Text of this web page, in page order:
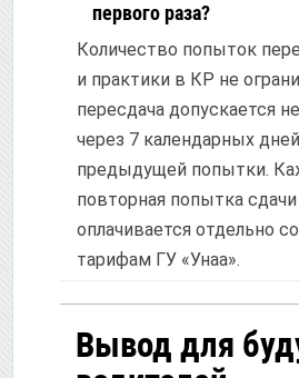
первого раза?
Количество попыток
и практики в КР не
пересдача допускается
через 7 календарных
предыдущей попытки.
повторная попытка
оплачивается отдельно
тарифам ГУ «Унаа».
Вывод для